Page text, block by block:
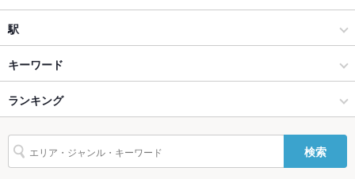
ソファー
テラス席
貸切
Wi-Fi 未確認
創作
丸亀･坂出･宇多津･善通寺･多度津 × 居酒屋
丸亀･坂出･宇多津･善通寺･多度津 × 創作
宇多津駅 × 居酒屋
宇多津駅 × 創作
宇多津
宇多津 × 居酒屋
宇多津 × 創作
香川
香川 × 居酒屋
駅
宇多津駅
坂出駅
丸亀駅
キーワード
手羽先 からあげ
そば 天ぷら 牛すじ 親子丼
ランキング
香川のグルメランキング
香川の居酒屋ランキング
検索